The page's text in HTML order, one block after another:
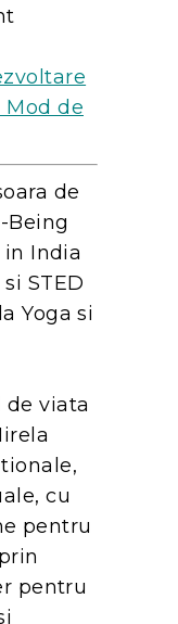
de
de
Being
in India
STED
Yoga si
viata
cu
pentru
pentru